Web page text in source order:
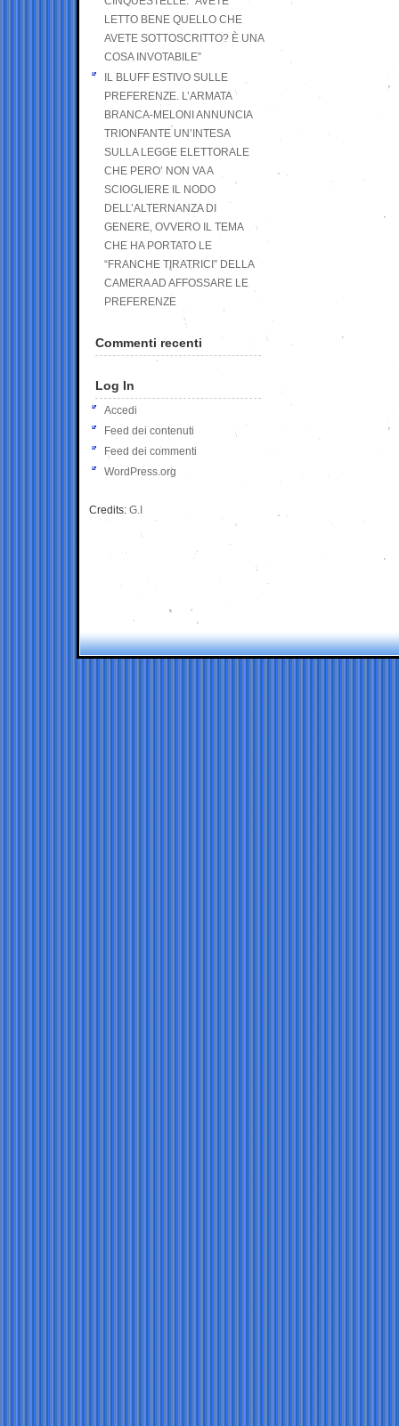
LETTO BENE QUELLO CHE
AVETE SOTTOSCRITTO? È UNA
COSA INVOTABILE”
IL BLUFF ESTIVO SULLE
PREFERENZE. L’ARMATA
BRANCA-MELONI ANNUNCIA
TRIONFANTE UN’INTESA
SULLA LEGGE ELETTORALE
CHE PERO’ NON VA A
SCIOGLIERE IL NODO
DELL’ALTERNANZA DI
GENERE, OVVERO IL TEMA
CHE HA PORTATO LE
“FRANCHE TIRATRICI” DELLA
CAMERA AD AFFOSSARE LE
PREFERENZE
Commenti recenti
Log In
Accedi
Feed dei contenuti
Feed dei commenti
WordPress.org
Credits: G.I